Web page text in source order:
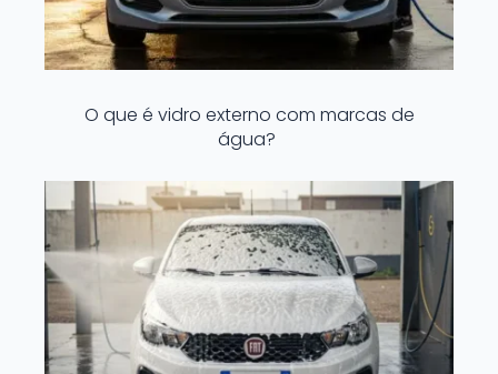
O que é vidro externo com marcas de
água?